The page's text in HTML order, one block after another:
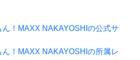
！MAXX NAKAYOSHIの公式サ
！MAXX NAKAYOSHIの所属レ